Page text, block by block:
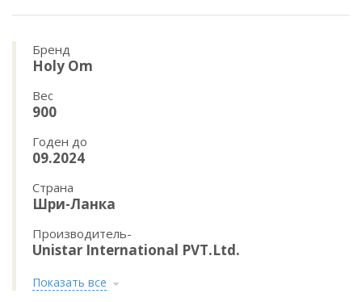
Бренд
Holy Om
Вес
900
Годен до
09.2024
Страна
Шри-Ланка
Производитель-
Unistar International PVT.Ltd.
Показать все